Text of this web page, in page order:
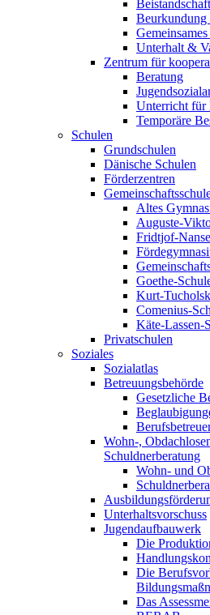
Beurkundung
Unterhalt &
Zentrum für
Beratung
Unterricht für
Temporäre
Schulen
Grundschulen
Dänische Schulen
Förderzentren
Altes
Auguste-
Fridtjof-
Goethe-
Kurt-
Comenius-
Käte-Lassen-
Privatschulen
Soziales
Sozialatlas
Betreuungsbehörde
Gesetzliche
Wohn-,
Schuldnerberatung
Wohn- und
Unterhaltsvorschuss
Jugendaufbauwerk
Die
Die
Das